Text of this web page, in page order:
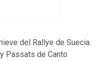
del Rallye de Suecia.
Passats de Canto